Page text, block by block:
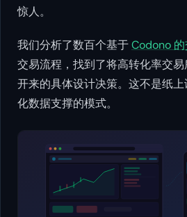
惊人。
我们分析了数百个基于Codono
交易流程，找到了将高转化率交
开来的具体设计决策。这不是纸
化数据支撑的模式。